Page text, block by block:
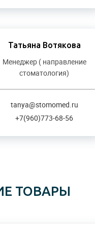
Татьяна Вотякова
Менеджер ( направление
стоматология)
tanya@stomomed.ru
+7(960)773-68-56
ТОВАРЫ